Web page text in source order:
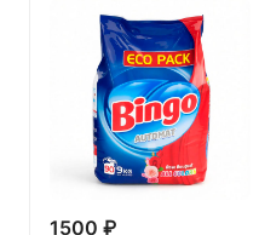
1500 ₽